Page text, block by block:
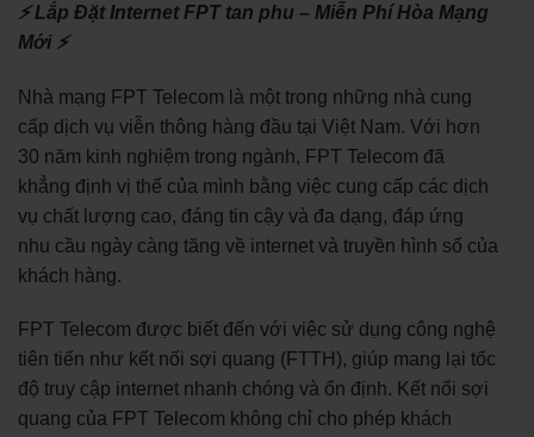
⚡ Lắp Đặt Internet FPT tan phu – Miễn Phí Hòa Mạng
Mới ⚡
Nhà mạng FPT Telecom là một trong những nhà cung
cấp dịch vụ viễn thông hàng đầu tại Việt Nam. Với hơn
30 năm kinh nghiệm trong ngành, FPT Telecom đã
khẳng định vị thế của mình bằng việc cung cấp các dịch
vụ chất lượng cao, đáng tin cậy và đa dạng, đáp ứng
nhu cầu ngày càng tăng về internet và truyền hình số của
khách hàng.
FPT Telecom được biết đến với việc sử dụng công nghệ
tiên tiến như kết nối sợi quang (FTTH), giúp mang lại tốc
độ truy cập internet nhanh chóng và ổn định. Kết nối sợi
quang của FPT Telecom không chỉ cho phép khách